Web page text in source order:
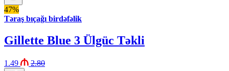
47%
Təraş bıçağı birdəfəlik
Gillette Blue 3 Ülgüc Təkli
1.49 2.80